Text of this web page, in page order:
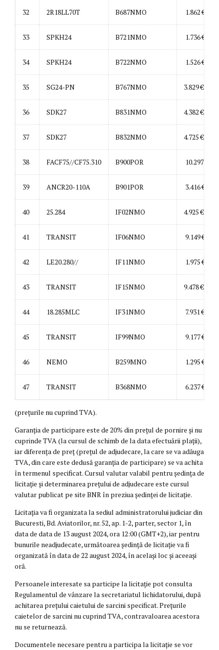
32 2R18LL70T B687NMO 1.862 €
33 SPKH24 B721NMO 1.736 €
34 SPKH24 B722NMO 1.526 €
35 SG24-PN B767NMO 3.829 €
36 SDK27 B831NMO 4.382 €
37 SDK27 B832NMO 4.725 €
38 FACF75//CF75.310 B900POR 10.297 €
39 ANCR20-110A B901POR 3.416 €
40 25.284 IF02NMO 4.925 €
41 TRANSIT IF06NMO 9.149 €
42 LE20.280// IF11NMO 1.975 €
43 TRANSIT IF15NMO 9.478 €
44 18.285MLC IF31NMO 7.931 €
45 TRANSIT IF99NMO 9.177 €
46 NEMO B259MNO 1.295 €
47 TRANSIT B368NMO 6.237 €
(prețurile nu cuprind TVA).
Garanția de participare este de 20% din prețul de pornire și nu
cuprinde TVA (la cursul de schimb de la data efectuării plații),
iar diferența de preț (prețul de adjudecare, la care se va adăuga
TVA, din care este dedusă garanția de participare) se va achita
în termenul specificat. Cursul valutar valabil pentru ședința de
licitație și determinarea prețului de adjudecare este cursul
valutar publicat pe site BNR în preziua ședinței de licitație.
Licitația va fi organizata la sediul administratorului judiciar din
Bucuresti, Bd. Aviatorilor, nr. 52, ap. 1-2, parter, sector 1, în
data de data de 13 august 2024, ora 12:00 (GMT+2), iar pentru
bunurile neadjudecate, următoarea ședință de licitație va fi
organizată în data de 22 august 2024, în același loc și aceeași
oră.
Persoanele interesate sa participe la licitație pot consulta
Regulamentul de vânzare la secretariatul lichidatorului, după
achitarea prețului caietului de sarcini specificat. Prețurile
caietelor de sarcini nu cuprind TVA, contravaloarea acestora
nu se returnează.
Documentele necesare pentru a participa la licitație se vor